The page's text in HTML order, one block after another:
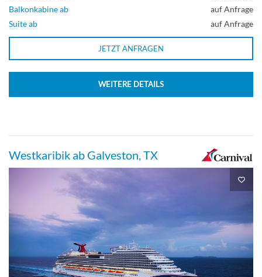
Balkonkabine ab
auf Anfrage
Suite ab
auf Anfrage
JETZT ANFRAGEN
WEITERE DETAILS
Westkaribik ab Galveston, TX